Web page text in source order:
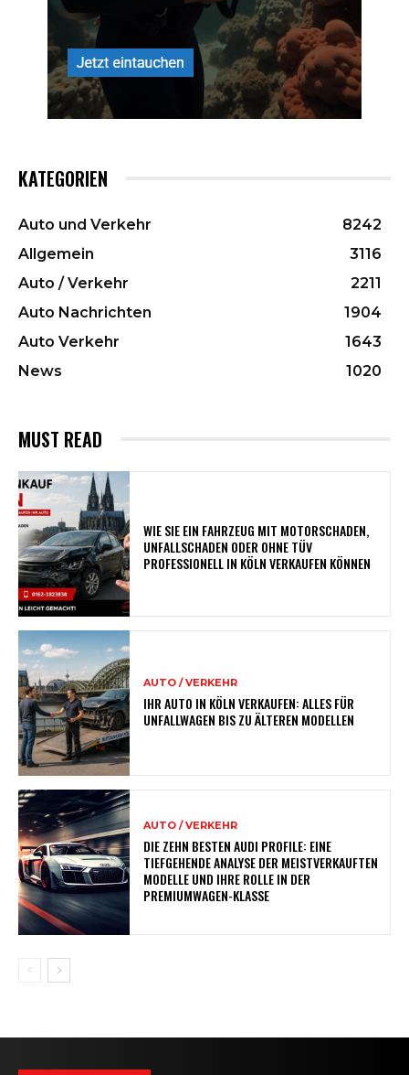
KATEGORIEN
Auto und Verkehr
8242
Allgemein
3116
Auto / Verkehr
2211
Auto Nachrichten
1904
Auto Verkehr
1643
News
1020
MUST READ
WIE SIE EIN FAHRZEUG MIT MOTORSCHADEN,
UNFALLSCHADEN ODER OHNE TÜV
PROFESSIONELL IN KÖLN VERKAUFEN KÖNNEN
AUTO / VERKEHR
IHR AUTO IN KÖLN VERKAUFEN: ALLES FÜR
UNFALLWAGEN BIS ZU ÄLTEREN MODELLEN
AUTO / VERKEHR
DIE ZEHN BESTEN AUDI PROFILE: EINE
TIEFGEHENDE ANALYSE DER MEISTVERKAUFTEN
MODELLE UND IHRE ROLLE IN DER
PREMIUMWAGEN-KLASSE